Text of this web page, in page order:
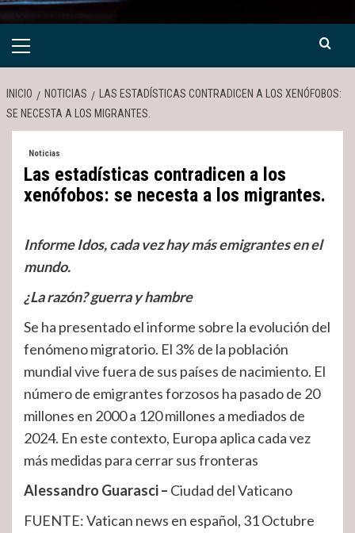
Menú
INICIO NOTICIAS
LAS ESTADÍSTICAS CONTRADICEN A LOS XENÓFOBOS:
SE NECESTA A LOS MIGRANTES.
Noticias
Las estadísticas contradicen a los
xenófobos: se necesta a los migrantes.
Informe Idos, cada vez hay más emigrantes en el
mundo.
¿La razón? guerra y hambre
Se ha presentado el informe sobre la evolución del
fenómeno migratorio. El 3% de la población
mundial vive fuera de sus países de nacimiento. El
número de emigrantes forzosos ha pasado de 20
millones en 2000 a 120 millones a mediados de
2024. En este contexto, Europa aplica cada vez
más medidas para cerrar sus fronteras
Alessandro Guarasci – Ciudad del Vaticano
FUENTE: Vatican news en español, 31 Octubre